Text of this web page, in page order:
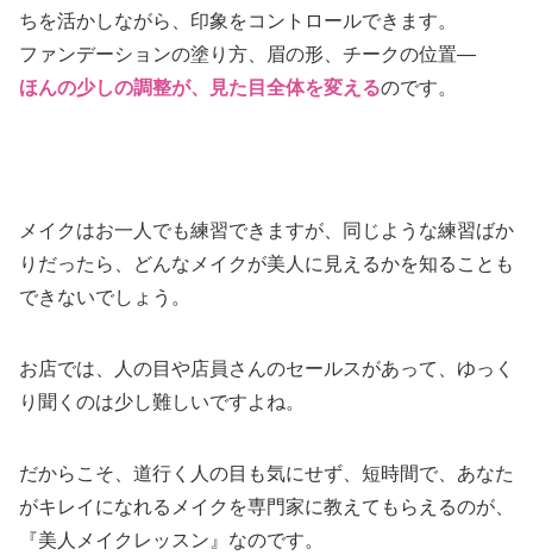
ちを活かしながら、印象をコントロールできます。
ファンデーションの塗り方、眉の形、チークの位置—
ほんの少しの調整が、見た目全体を変えるのです。
メイクはお一人でも練習できますが、同じような練習ばか
りだったら、どんなメイクが美人に見えるかを知ることも
できないでしょう。
お店では、人の目や店員さんのセールスがあって、ゆっく
り聞くのは少し難しいですよね。
だからこそ、道行く人の目も気にせず、短時間で、あなた
がキレイになれるメイクを専門家に教えてもらえるのが、
『美人メイクレッスン』なのです。